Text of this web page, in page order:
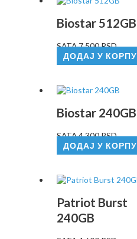
Biostar 512GB
SATA7.500RSD
ДОДАЈ У КОРПУ
Biostar 240GB
SATA4.300RSD
ДОДАЈ У КОРПУ
Patriot Burst
240GB